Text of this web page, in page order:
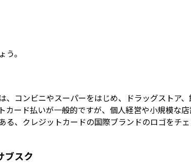
。
、コンビニやスーパーをはじめ、ドラッグストア
カード払いが一般的ですが、個人経営や小規模な
る、クレジットカードの国際ブランドのロゴをチ
ブスク